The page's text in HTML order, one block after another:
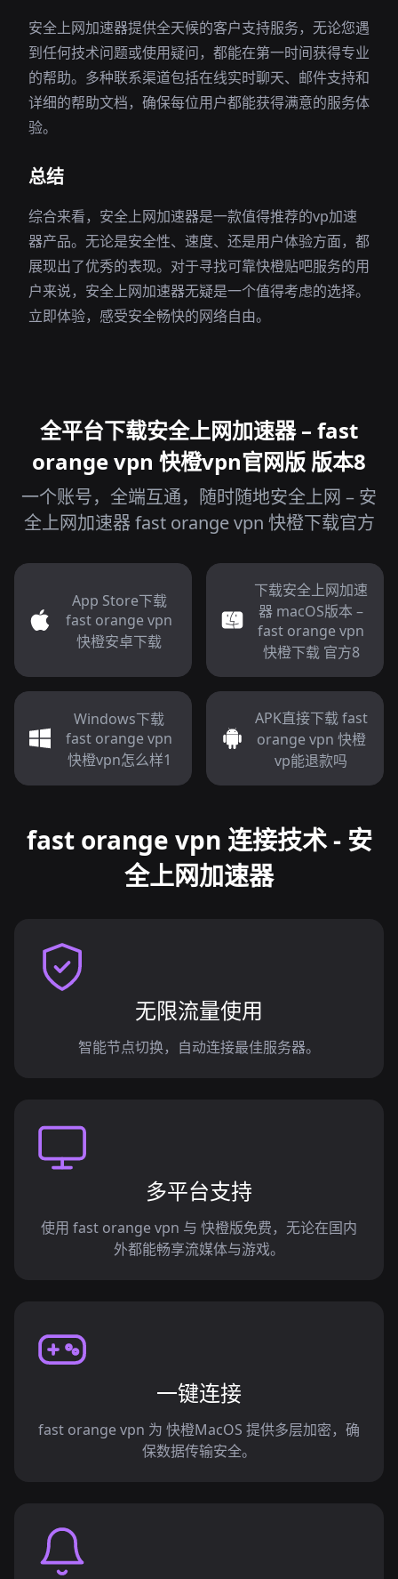
安全上网加速器提供全天候的客户支持服务，无论您遇
到任何技术问题或使用疑问，都能在第一时间获得专业
的帮助。多种联系渠道包括在线实时聊天、邮件支持和
详细的帮助文档，确保每位用户都能获得满意的服务体
验。
总结
综合来看，安全上网加速器是一款值得推荐的vp加速
器产品。无论是安全性、速度、还是用户体验方面，都
展现出了优秀的表现。对于寻找可靠快橙贴吧服务的用
户来说，安全上网加速器无疑是一个值得考虑的选择。
立即体验，感受安全畅快的网络自由。
全平台下载安全上网加速器 – fast
orange vpn 快橙vpn官网版 版本8
一个账号，全端互通，随时随地安全上网 – 安
全上网加速器 fast orange vpn 快橙下载官方
App Store下载
fast orange vpn
快橙安卓下载
下载安全上网加速
器 macOS版本 –
fast orange vpn
快橙下载 官方8
Windows下载
fast orange vpn
快橙vpn怎么样1
APK直接下载 fast
orange vpn 快橙
vp能退款吗
fast orange vpn 连接技术 - 安
全上网加速器
无限流量使用
智能节点切换，自动连接最佳服务器。
多平台支持
使用 fast orange vpn 与 快橙版免费，无论在国内
外都能畅享流媒体与游戏。
一键连接
fast orange vpn 为 快橙MacOS 提供多层加密，确
保数据传输安全。